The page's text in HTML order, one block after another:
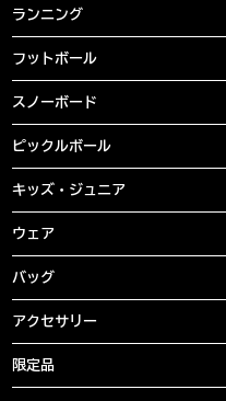
ランニング
フットボール
スノーボード
ピックルボール
キッズ・ジュニア
ウェア
バッグ
アクセサリー
限定品